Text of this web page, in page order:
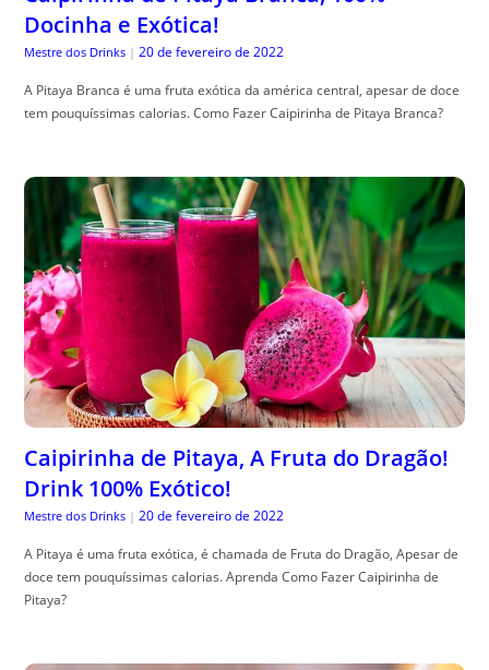
Docinha e Exótica!
Mestre dos Drinks | 20 de fevereiro de 2022
A Pitaya Branca é uma fruta exótica da américa central, apesar de doce
tem pouquíssimas calorias. Como Fazer Caipirinha de Pitaya Branca?
Caipirinha de Pitaya, A Fruta do Dragão!
Drink 100% Exótico!
Mestre dos Drinks | 20 de fevereiro de 2022
A Pitaya é uma fruta exótica, é chamada de Fruta do Dragão, Apesar de
doce tem pouquíssimas calorias. Aprenda Como Fazer Caipirinha de
Pitaya?